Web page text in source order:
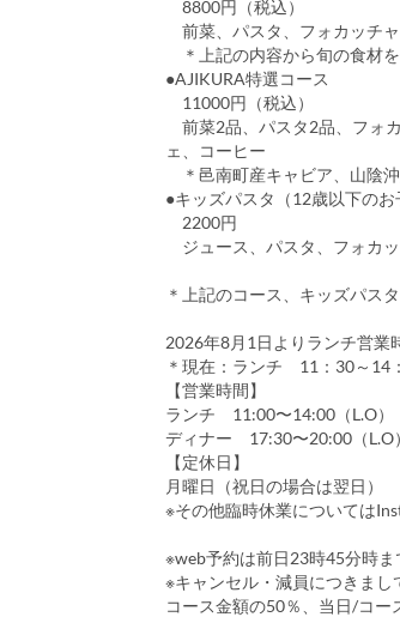
8800円（税込）
前菜、パスタ、フォカッチ
＊上記の内容から旬の食材
●AJIKURA特選コース
11000円（税込）
前菜2品、パスタ2品、フォ
ェ、コーヒー
＊邑南町産キャビア、山陰
●キッズパスタ（12歳以下のお
2200円
ジュース、パスタ、フォカ
＊上記のコース、キッズパス
2026年8月1日よりランチ営業
＊現在：ランチ 11：30～14
【営業時間】
ランチ 11:00〜14:00（L.O）
ディナー 17:30〜20:00（L.O）
【定休日】
月曜日（祝日の場合は翌日）
※その他臨時休業については
※web予約は前日23時45分時ま
※キャンセル・減員につきま
コース金額の50％、当日/コー